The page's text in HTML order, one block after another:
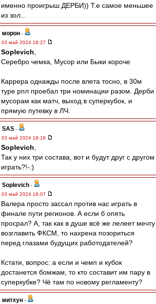
именно проигрыш ДЕРБИ)) Т.е самое меньшее
из зол...
морон -
03 май 2024 18:27
Soplevich
Серебро чемка, Мусор или Быки короче
Каррера однажды после влета тосно, в 30м
туре рпл проебал три номинации разом. Дерби
мусорам как матч, выход в суперкубок, и
прямую путевку в ЛЧ.
SAS -
03 май 2024 18:16
Soplevich
Так у них три состава, вот и будут друг с другом
играть?!-:)
Soplevich -
03 май 2024 18:07
Валера просто зассал против нас играть в
финале пути регионов. А если б опять
просрал? А, так как в душе всё же лелеет мечту
возглавить ФКСМ, то нахрена позориться
перед глазами будущих работодателей?
Кстати, вопрос: а если и чемп и кубок
достанется бомжам, то кто составит им пару в
суперкубке? Чё там по новому регламенту?
митхун -